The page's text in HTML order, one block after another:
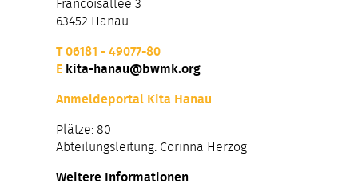
Francoisallee 3
63452 Hanau
T 06181 - 49077-80
E kita-hanau@bwmk.org
Anmeldeportal Kita Hanau
Plätze: 80
Abteilungsleitung: Corinna Herzog
Weitere Informationen